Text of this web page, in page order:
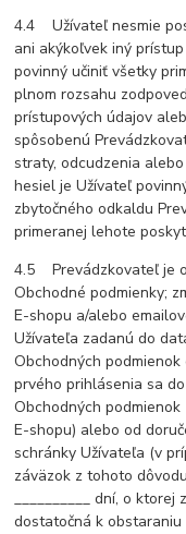
4.4 Užívateľ nesmie
ani akýkoľvek iný
povinný učiniť všetky
plnom rozsahu
prístupových údajov
spôsobenú
straty, odcudzenia
hesiel je Užívateľ
zbytočného odkaldu
primeranej lehote
4.5 Prevádzkovateľ je
Obchodné podmienky;
E-shopu a/alebo
Užívateľa zadanú do
Obchodných podmienok
prvého prihlásenia sa
Obchodných
E-shopu) alebo od
schránky Užívateľa (v
záväzok z tohoto
__________ dní, o
dostatočná k